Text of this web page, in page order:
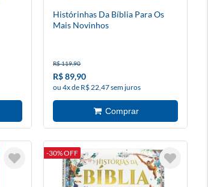
Histórinhas Da Bíblia Para Os
Mais Novinhos
R$ 119,90
R$ 89,90
ou 4x de R$ 22,47 sem juros
-30% OFF